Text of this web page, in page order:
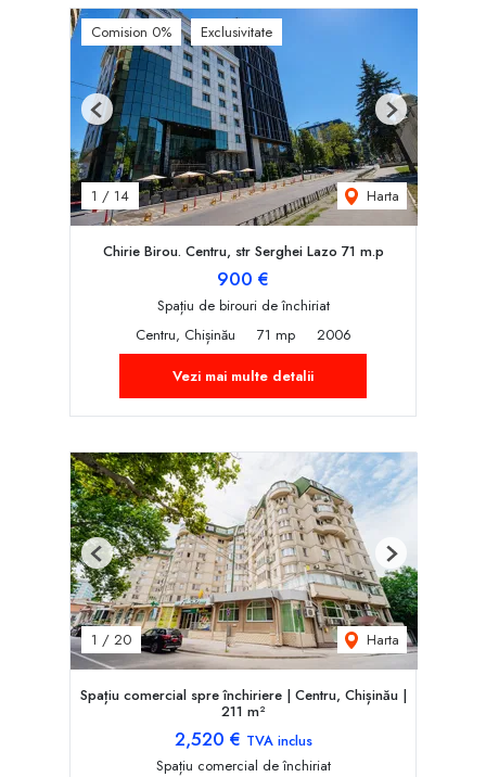
Comision 0% Exclusivitate
1 / 14 Harta
Previous Next
Chirie Birou. Centru, str Serghei Lazo 71 m.p
900 €
Spațiu de birouri de închiriat
Centru, Chișinău
71 mp
2006
Vezi mai multe detalii
1 / 20 Harta
Previous Next
Spațiu comercial spre închiriere | Centru, Chișinău |
211 m²
2,520 € TVA inclus
Spațiu comercial de închiriat